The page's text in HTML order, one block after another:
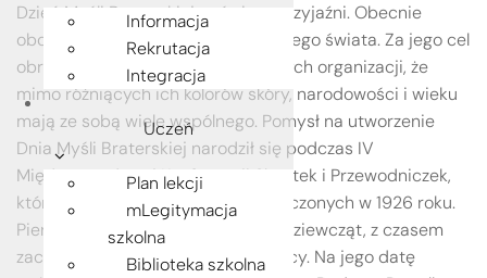
Dzień Myśli Braterskiej to święto przyjaźni. Obecnie
obchodzą je skauci i harcerze z całego świata. Za jego cel
obrano przypomnienie członkom tych organizacji, że
mimo różniących ich kolorów skóry, narodowości i wieku
mają ze sobą wiele wspólnego. Pomysł na utworzenie
Dnia Myśli Braterskiej narodził się podczas IV
Międzynarodowej Konferencji Skautek i Przewodniczek,
która odbyła się w Stanach Zjednoczonych w 1926 roku.
Pierwotnie było to jedynie święto dziewcząt, z czasem
zaczęli je obchodzić również chłopcy. Na jego datę
Informacja
Rekrutacja
Integracja
Uczeń
Plan lekcji
mLegitymacja
szkolna
Biblioteka szkolna